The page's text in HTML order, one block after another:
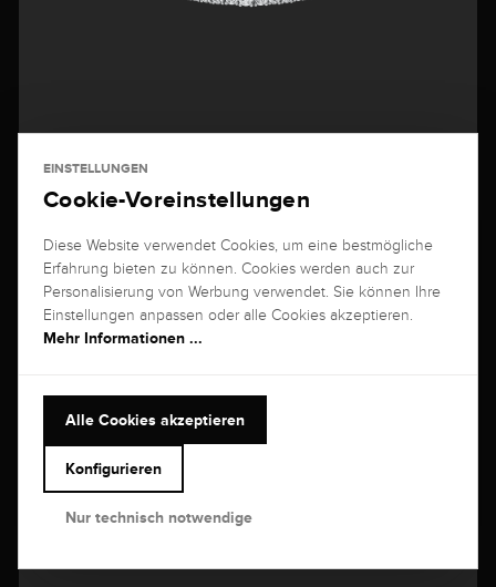
EINSTELLUNGEN
Cookie-Voreinstellungen
Diese Website verwendet Cookies, um eine bestmögliche
Erfahrung bieten zu können. Cookies werden auch zur
Personalisierung von Werbung verwendet. Sie können Ihre
Einstellungen anpassen oder alle Cookies akzeptieren.
Mehr Informationen ...
Alle Cookies akzeptieren
Konfigurieren
Nur technisch notwendige